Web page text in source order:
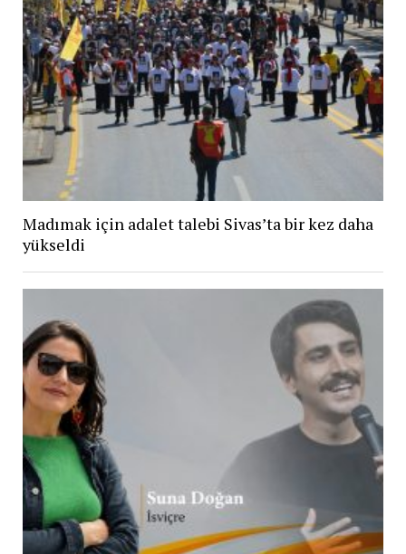
Madımak için adalet talebi Sivas’ta bir kez daha
yükseldi